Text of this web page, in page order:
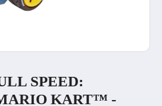
SPEED:
KART™ -